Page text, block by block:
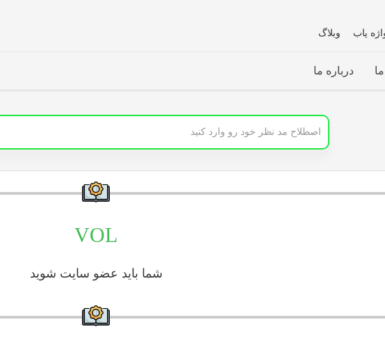
یاب وبلاگ
درباره ما
VOL
شما باید عضو سایت شوید